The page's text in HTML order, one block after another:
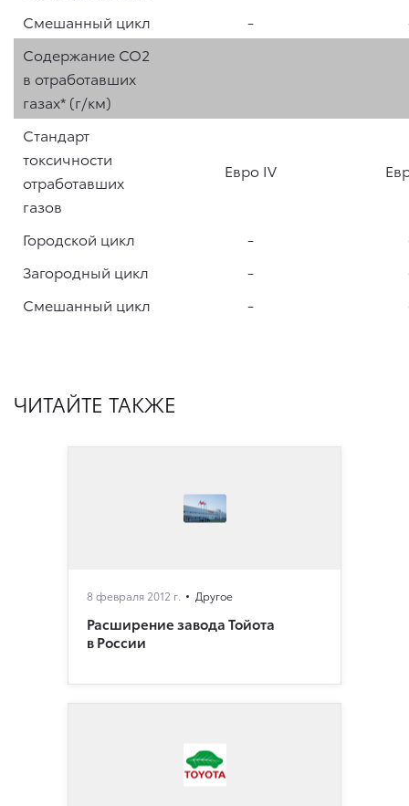
Смешанный цикл
-
Содержание CO2
в отработавших
газах* (г/км)
Стандарт
токсичности
отработавших
газов
Евро IV
Городской цикл -
Загородный цикл
-
Смешанный цикл
-
ЧИТАЙТЕ ТАКЖЕ
8 февраля 2012 г. Другое
Расширение завода Тойота
в России